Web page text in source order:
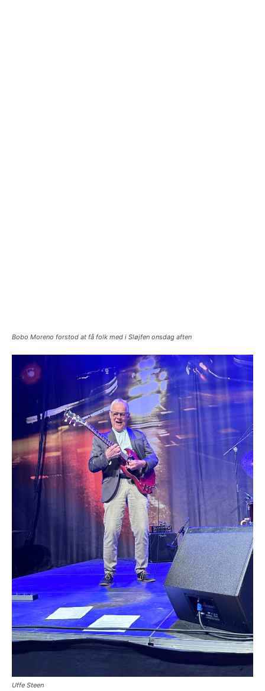
Uffe Steen
Bobo Moreno forstod at få folk med i Sløjfen onsdag aften